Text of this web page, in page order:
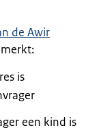
de Awir
is
een kind is